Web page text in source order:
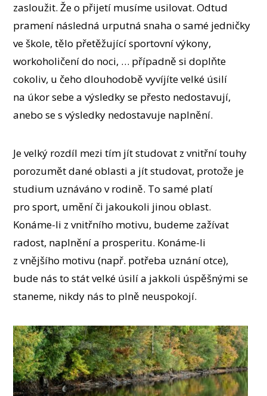
zasloužit. Že o přijetí musíme usilovat. Odtud
pramení následná urputná snaha o samé jedničky
ve škole, tělo přetěžující sportovní výkony,
workoholičení do noci, … případně si doplňte
cokoliv, u čeho dlouhodobě vyvíjíte velké úsilí
na úkor sebe a výsledky se přesto nedostavují,
anebo se s výsledky nedostavuje naplnění.
Je velký rozdíl mezi tím jít studovat z vnitřní touhy
porozumět dané oblasti a jít studovat, protože je
studium uznáváno v rodině. To samé platí
pro sport, umění či jakoukoli jinou oblast.
Konáme-li z vnitřního motivu, budeme zažívat
radost, naplnění a prosperitu. Konáme-li
z vnějšího motivu (např. potřeba uznání otce),
bude nás to stát velké úsilí a jakkoli úspěšnými se
staneme, nikdy nás to plně neuspokojí.